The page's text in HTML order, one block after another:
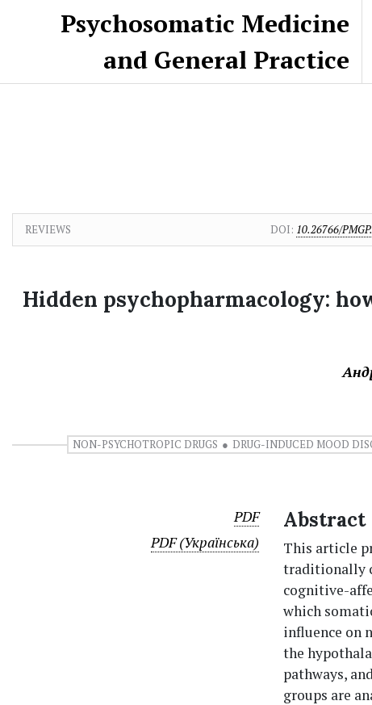
Psychosomatic Medicine
and General Practice
REVIEWS DOI: 10.26766/
Hidden psychopharmacology:
NON-PSYCHOTROPIC DRUGS DRUG-INDUCED MOOD
PDF
PDF (Українська)
Abstract
This article
traditionally
cognitive-
which
influence on
the
pathways,
groups are